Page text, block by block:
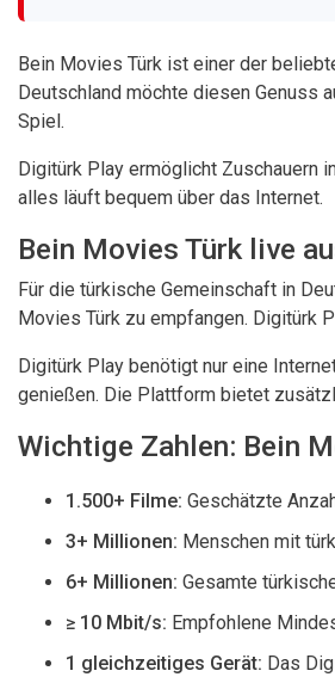
Bein Movies Türk ist einer der
Deutschland möchte diesen Genuss
Spiel.
Digitürk Play ermöglicht Zuschauern
alles läuft bequem über das Internet.
Bein Movies Türk live
Für die türkische Gemeinschaft in
Movies Türk zu empfangen. Digitürk
Digitürk Play benötigt nur eine
genießen. Die Plattform bietet
Wichtige Zahlen: Bein
1.500+ Filme: Geschätzte
3+ Millionen: Menschen mit
6+ Millionen: Gesamte
≥ 10 Mbit/s: Empfohlene
1 gleichzeitiges Gerät: Das